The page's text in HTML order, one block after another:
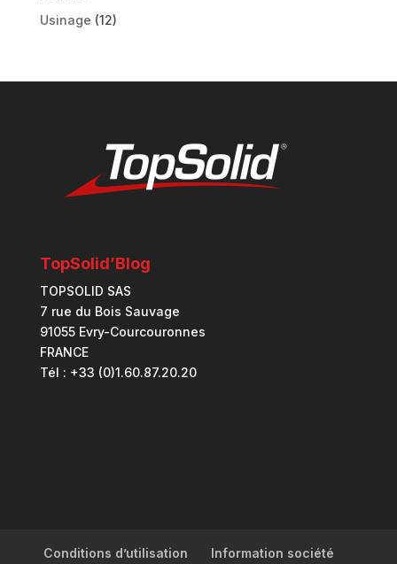
Usinage (12)
TopSolid’Blog
TOPSOLID SAS
7 rue du Bois Sauvage
91055 Evry-Courcouronnes
FRANCE
Tél : +33 (0)1.60.87.20.20
Conditions d’utilisation Information société